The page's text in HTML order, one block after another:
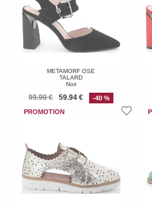
METAMORF OSE
TALARD
Noir
99.90 € 59.94 € -40 %